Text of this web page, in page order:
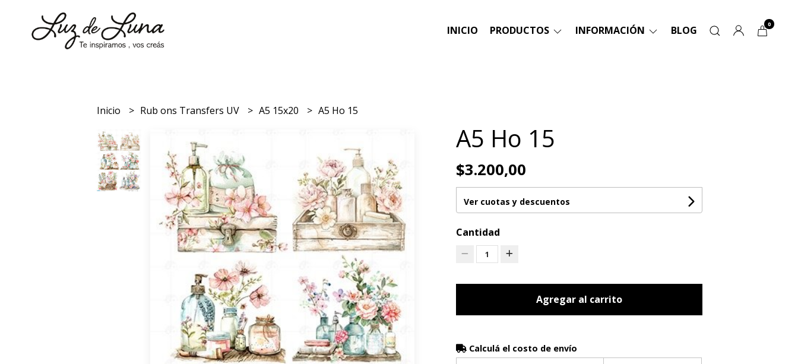
INICIO PRODUCTOS INFORMACIÓN BLOG 0
Inicio Rub ons Transfers UV A5 15x20 A5 Ho 15
A5 Ho 15
$3.200,00
Ver cuotas y descuentos
Cantidad
1
Agregar al carrito
Calculá el costo de envío